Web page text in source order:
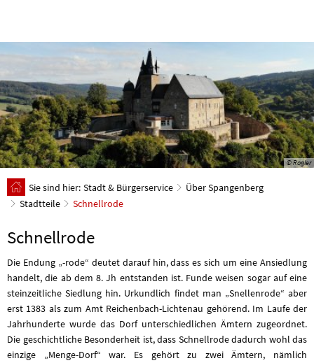
© Rogler
Sie sind hier: Stadt & Bürgerservice
Über Spangenberg
Stadtteile
Schnellrode
Schnellrode
Die Endung „-rode“ deutet darauf hin, dass es sich um eine Ansiedlung
handelt, die ab dem 8. Jh entstanden ist. Funde weisen sogar auf eine
steinzeitliche Siedlung hin. Urkundlich findet man „Snellenrode“ aber
erst 1383 als zum Amt Reichenbach-Lichtenau gehörend. Im Laufe der
Jahrhunderte wurde das Dorf unterschiedlichen Ämtern zugeordnet.
Die geschichtliche Besonderheit ist, dass Schnellrode dadurch wohl das
einzige „Menge-Dorf“ war. Es gehört zu zwei Ämtern, nämlich